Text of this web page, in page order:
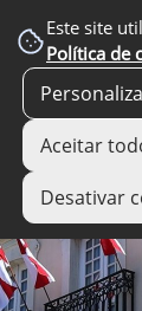
Este site
Política de
Aceitar
Desativar